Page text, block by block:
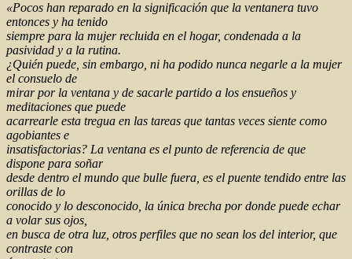
«Pocos han reparado en la significación que la ventanera tuvo
entonces y ha tenido
siempre para la mujer recluida en el hogar, condenada a la
pasividad y a la rutina.
¿Quién puede, sin embargo, ni ha podido nunca negarle a la mujer
el consuelo de
mirar por la ventana y de sacarle partido a los ensueños y
meditaciones que puede
acarrearle esta tregua en las tareas que tantas veces siente como
agobiantes e
insatisfactorias? La ventana es el punto de referencia de que
dispone para soñar
desde dentro el mundo que bulle fuera, es el puente tendido entre las
orillas de lo
conocido y lo desconocido, la única brecha por donde puede echar
a volar sus ojos,
en busca de otra luz, otros perfiles que no sean los del interior, que
contraste con